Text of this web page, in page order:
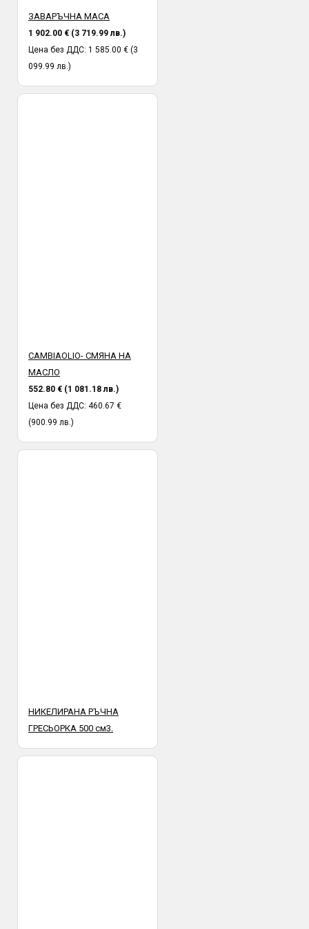
ЗАВАРЪЧНА МАСА
1 902.00 € (3 719.99 лв.)
Цена без ДДС: 1 585.00 € (3
099.99 лв.)
CAMBIAOLIO- СМЯНА НА
МАСЛО
552.80 € (1 081.18 лв.)
Цена без ДДС: 460.67 €
(900.99 лв.)
НИКЕЛИРАНА РЪЧНА
ГРЕСЬОРКА 500 см3.